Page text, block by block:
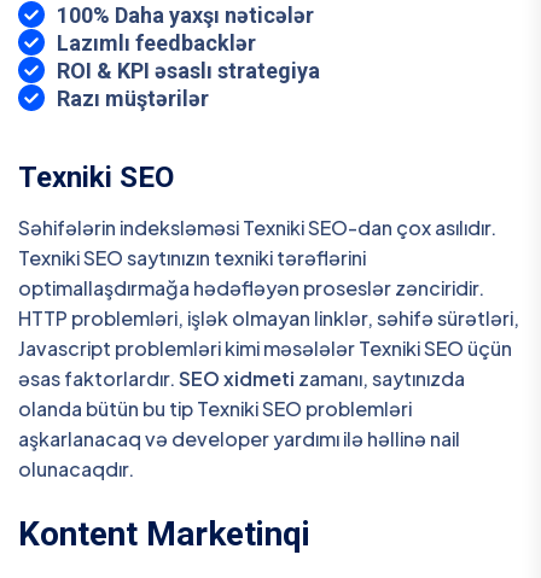
100% Daha yaxşı nəticələr
Lazımlı feedbacklər
ROI & KPI əsaslı strategiya
Razı müştərilər
Texniki SEO
Səhifələrin indeksləməsi Texniki SEO-dan çox asılıdır.
Texniki SEO saytınızın texniki tərəflərini
optimallaşdırmağa hədəfləyən proseslər zənciridir.
HTTP problemləri, işlək olmayan linklər, səhifə sürətləri,
Javascript problemləri kimi məsələlər Texniki SEO üçün
əsas faktorlardır.SEO xidmeti zamanı, saytınızda
olanda bütün bu tip Texniki SEO problemləri
aşkarlanacaq və developer yardımı ilə həllinə nail
olunacaqdır.
Kontent Marketinqi